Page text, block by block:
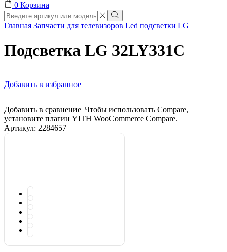
0 Корзина
Поиск
ввода
Поиск
Главная Запчасти для телевизоров Led подсветки LG
Подсветка LG 32LY331С
Добавить в избранное
Добавить в сравнение Чтобы использовать Compare,
установите плагин YITH WooCommerce Compare.
Артикул: 2284657